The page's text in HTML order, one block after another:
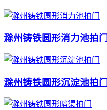
滁州铸铁圆形消力池拍门
滁州铸铁圆形沉淀池拍门